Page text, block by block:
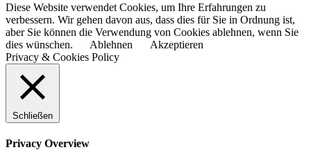
Diese Website verwendet Cookies, um Ihre Erfahrungen zu
verbessern. Wir gehen davon aus, dass dies für Sie in Ordnung ist,
aber Sie können die Verwendung von Cookies ablehnen, wenn Sie
dies wünschen.
Ablehnen
Akzeptieren
Privacy & Cookies Policy
Schließen
Privacy Overview